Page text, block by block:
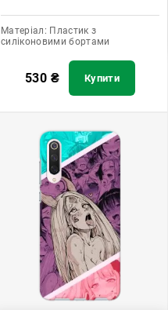
Матеріал: Пластик з
силіконовими бортами
530 ₴ Купити